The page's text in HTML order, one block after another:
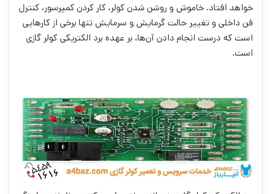
خواهد افتاد. خاموش و روشن شدن کولر، کار کردن کمپرسور، کنترل
فن داخلی و تغییر حالت گرمایش و سرمایش تنها برخی از کار‌هایی
است که درست انجام دادن آن‌ها، بر عهده برد الکتریکی کولر گازی
است.